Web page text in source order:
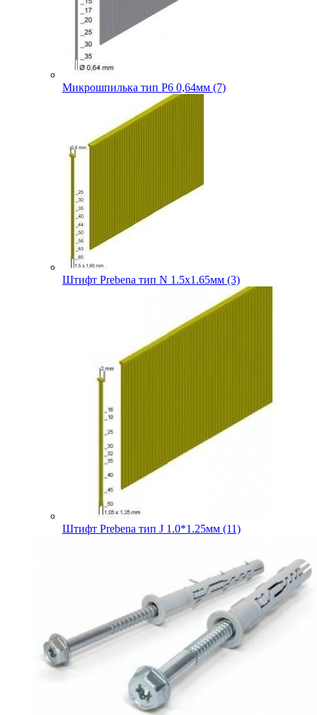
Микрошпилька тип P6 0,64мм (7)
Штифт Prebena тип N 1.5х1.65мм (3)
Штифт Prebena тип J 1.0*1.25мм (11)